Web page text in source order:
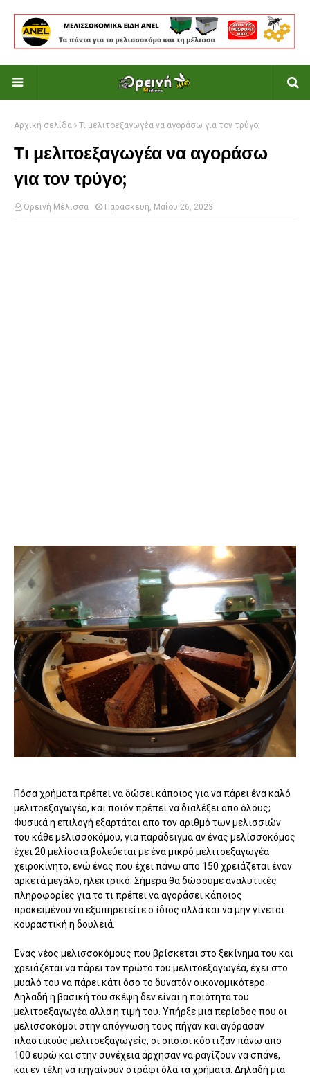
Αρχική σελίδα Τι μελιτοεξαγωγέα να αγοράσω για τον τρύγο;
Τι μελιτοεξαγωγέα να αγοράσω
για τον τρύγο;
Ορεινή Μέλισσα Παρασκευή, Μαΐου 26, 2023
Πόσα χρήματα πρέπει να δώσει κάποιος για να πάρει ένα καλό
μελιτοεξαγωγέα, και ποιόν πρέπει να διαλέξει απο όλους;
Φυσικά η επιλογή εξαρτάται απο τον αριθμό των μελισσιών
του κάθε μελισσοκόμου, για παράδειγμα αν ένας μελίσσοκόμος
έχει 20 μελίσσια βολεύεται με ένα μικρό μελιτοεξαγωγέα
χειροκίνητο, ενώ ένας που έχει πάνω απο 150 χρειάζεται έναν
αρκετά μεγάλο, ηλεκτρικό. Σήμερα θα δώσουμε αναλυτικές
πληροφορίες για το τι πρέπει να αγοράσει κάποιος
προκειμένου να εξυπηρετείτε ο ίδιος αλλά και να μην γίνεται
κουραστική η δουλειά.
Ένας νέος μελισσοκόμους που βρίσκεται στο ξεκίνημα του και
χρειάζεται να πάρει τον πρώτο του μελιτοεξαγωγέα, έχει στο
μυαλό του να πάρει κάτι όσο το δυνατόν οικονομικότερο.
Δηλαδή η βασική του σκέψη δεν είναι η ποιότητα του
μελιτοεξαγωγέα αλλά η τιμή του. Υπήρξε μια περίοδος που οι
μελισσοκόμοι στην απόγνωση τους πήγαν και αγόρασαν
πλαστικούς μελιτοεξαγωγείς, οι οποίοι κόστιζαν πάνω απο
100 ευρώ και στην συνέχεια άρχησαν να ραγίζουν να σπάνε,
και εν τέλη να πηγαίνουν στράφι όλα τα χρήματα. Δηλαδή μια